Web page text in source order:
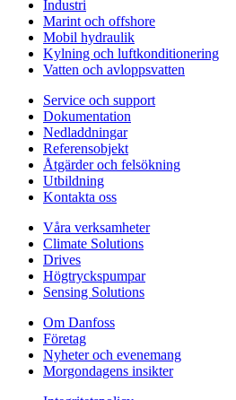
Industri
Marint och offshore
Mobil hydraulik
Kylning och luftkonditionering
Vatten och avloppsvatten
Service och support
Dokumentation
Nedladdningar
Referensobjekt
Åtgärder och felsökning
Utbildning
Kontakta oss
Våra verksamheter
Climate Solutions
Drives
Högtryckspumpar
Sensing Solutions
Om Danfoss
Företag
Nyheter och evenemang
Morgondagens insikter